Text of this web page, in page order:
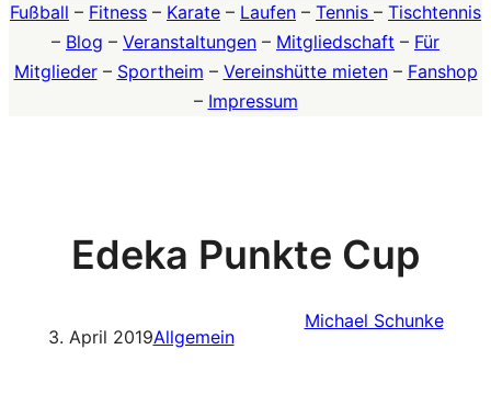
Fußball – Fitness – Karate – Laufen – Tennis – Tischtennis
– Blog – Veranstaltungen – Mitgliedschaft – Für
Mitglieder– Sportheim – Vereinshütte mieten– Fanshop
– Impressum
Edeka Punkte Cup
3. April 2019Allgemein
Michael Schunke